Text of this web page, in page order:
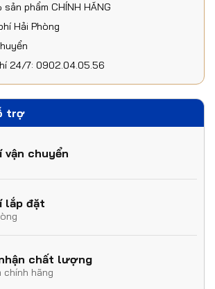
phẩm CHÍNH HÃNG
Hải Phòng
24/7: 0902.04.05.56
trợ
vận chuyển
lắp đặt
chất lượng
chính hãng